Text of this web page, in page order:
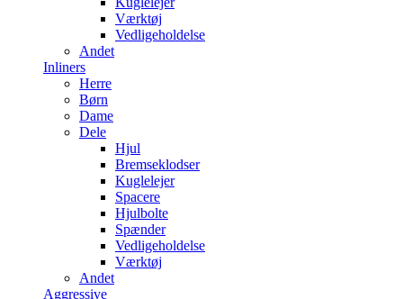
Værktøj
Vedligeholdelse
Andet
Inliners
Herre
Børn
Dame
Dele
Hjul
Bremseklodser
Kuglelejer
Spacere
Hjulbolte
Spænder
Vedligeholdelse
Værktøj
Andet
Aggressive